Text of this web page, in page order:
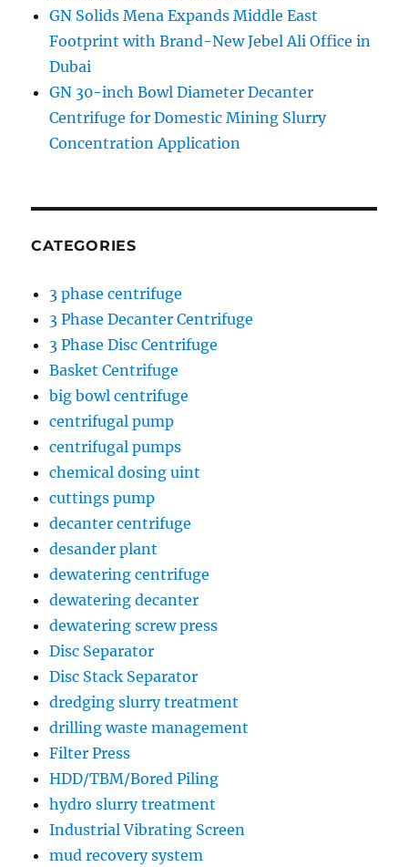
GN Solids Mena Expands Middle East
Footprint with Brand-New Jebel Ali Office in
Dubai
GN 30-inch Bowl Diameter Decanter
Centrifuge for Domestic Mining Slurry
Concentration Application
CATEGORIES
3 phase centrifuge
3 Phase Decanter Centrifuge
3 Phase Disc Centrifuge
Basket Centrifuge
big bowl centrifuge
centrifugal pump
centrifugal pumps
chemical dosing uint
cuttings pump
decanter centrifuge
desander plant
dewatering centrifuge
dewatering decanter
dewatering screw press
Disc Separator
Disc Stack Separator
dredging slurry treatment
drilling waste management
Filter Press
HDD/TBM/Bored Piling
hydro slurry treatment
Industrial Vibrating Screen
mud recovery system